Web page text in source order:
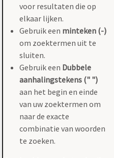
voor resultaten die op
elkaar lijken.
Gebruik een minteken (-)
om zoektermen uit te
sluiten.
Gebruik een Dubbele
aanhalingstekens (" ")
aan het begin en einde
van uw zoektermen om
naar de exacte
combinatie van woorden
te zoeken.